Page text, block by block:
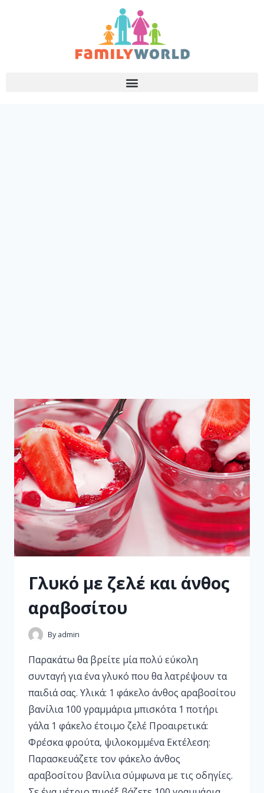
Γλυκό με ζελέ και άνθος
αραβοσίτου
By admin
Παρακάτω θα βρείτε μία πολύ εύκολη
συνταγή για ένα γλυκό που θα λατρέψουν τα
παιδιά σας. Υλικά: 1 φάκελο άνθος αραβοσίτου
βανίλια 100 γραμμάρια μπισκότα 1 ποτήρι
γάλα 1 φάκελο έτοιμο ζελέ Προαιρετικά:
Φρέσκα φρούτα, ψιλοκομμένα Εκτέλεση:
Παρασκευάζετε τον φάκελο άνθος
αραβοσίτου βανίλια σύμφωνα με τις οδηγίες.